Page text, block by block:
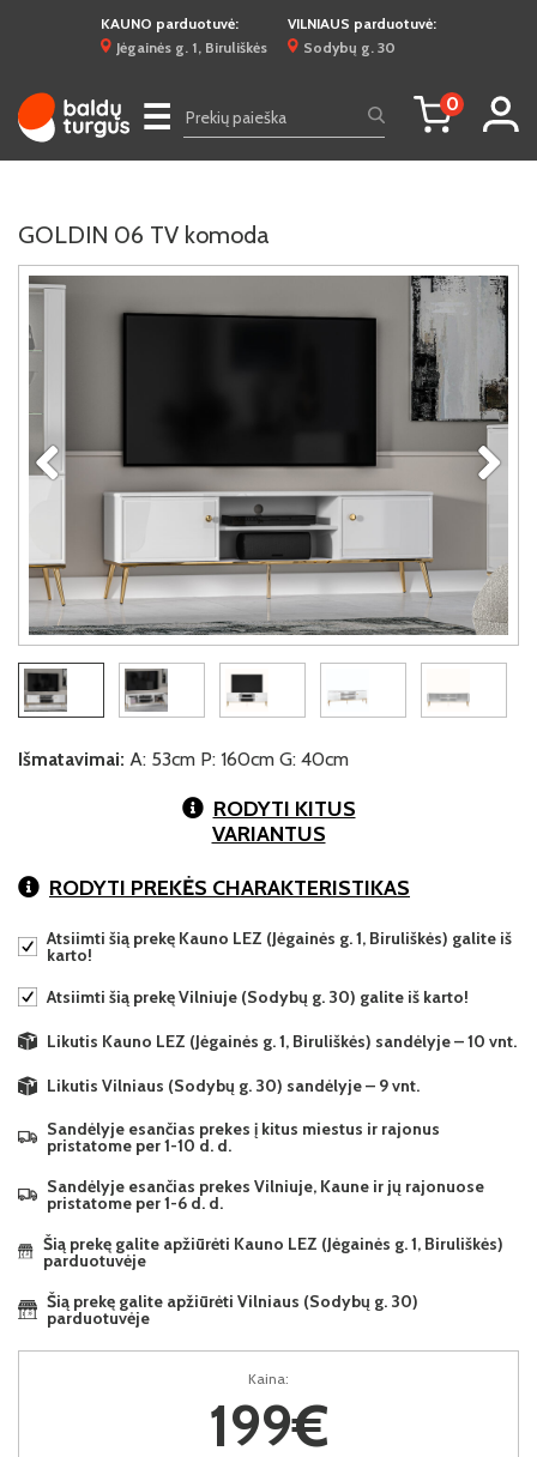
KAUNO parduotuvė:
Jėgainės g. 1, Biruliškės
VILNIAUS parduotuvė:
Sodybų g. 30
☰ 0
GOLDIN 06 TV komoda
Išmatavimai: A: 53cm P: 160cm G: 40cm
RODYTI KITUS
VARIANTUS
RODYTI PREKĖS CHARAKTERISTIKAS
Atsiimti šią prekę Kauno LEZ (Jėgainės g. 1, Biruliškės) galite iš
karto!
Atsiimti šią prekę Vilniuje (Sodybų g. 30) galite iš karto!
Likutis Kauno LEZ (Jėgainės g. 1, Biruliškės) sandėlyje – 10 vnt.
Likutis Vilniaus (Sodybų g. 30) sandėlyje – 9 vnt.
Sandėlyje esančias prekes į kitus miestus ir rajonus
pristatome per 1-10 d. d.
Sandėlyje esančias prekes Vilniuje, Kaune ir jų rajonuose
pristatome per 1-6 d. d.
Šią prekę galite apžiūrėti Kauno LEZ (Jėgainės g. 1, Biruliškės)
parduotuvėje
Šią prekę galite apžiūrėti Vilniaus (Sodybų g. 30)
parduotuvėje
Kaina:
199€